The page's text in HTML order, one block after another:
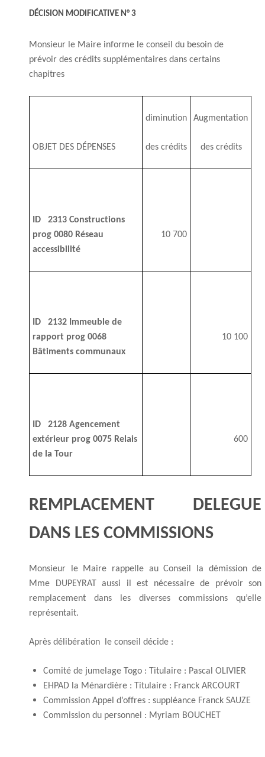
DÉCISION MODIFICATIVE N° 3
Monsieur le Maire informe le conseil du besoin de
prévoir des crédits supplémentaires dans certains
chapitres
OBJET DES DÉPENSES
diminution
des crédits
Augmentation
des crédits
ID 2313 Constructions
prog 0080 Réseau
accessibilité
10 700
ID 2132 Immeuble de
rapport prog 0068
Bâtiments communaux
10 100
ID 2128 Agencement
extérieur prog 0075 Relais
de la Tour
600
REMPLACEMENT DELEGUE
DANS LES COMMISSIONS
Monsieur le Maire rappelle au Conseil la démission de
Mme DUPEYRAT aussi il est nécessaire de prévoir son
remplacement dans les diverses commissions qu’elle
représentait.
Après délibération le conseil décide :
Comité de jumelage Togo : Titulaire : Pascal OLIVIER
EHPAD la Ménardière : Titulaire : Franck ARCOURT
Commission Appel d’offres : suppléance Franck SAUZE
Commission du personnel : Myriam BOUCHET